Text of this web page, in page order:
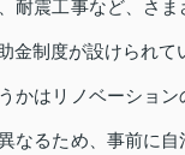
耐震工事など、さま
金制度が設けられて
かはリノベーショ
なるため、事前に自